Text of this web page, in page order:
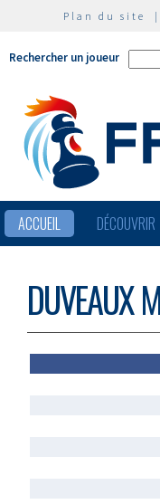
Plan du site
Rechercher un joueur
ACCUEIL DÉCOUVRIR
DUVEAUX